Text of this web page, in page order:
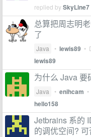
replied bySkyLine7
总算把周志明
了
Java • lewis89 •
lewis89
为什么 Java 要
Java • enihcam •
hello158
Jetbrains 系的
的调优空间?